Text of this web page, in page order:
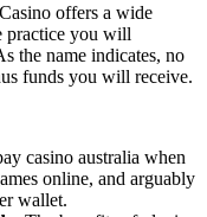
offers a wide
practice you will
the name indicates, no
funds you will receive.
casino australia when
online, and arguably
wallet.